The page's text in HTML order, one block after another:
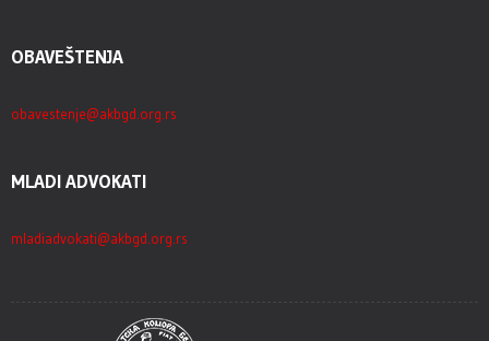
OBAVEŠTENJA
obavestenje@akbgd.org.rs
MLADI ADVOKATI
mladiadvokati@akbgd.org.rs